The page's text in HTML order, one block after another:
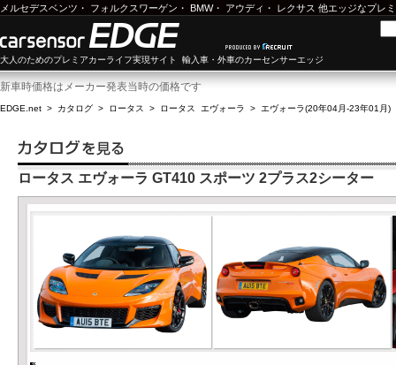
メルセデスベンツ ・ フォルクスワーゲン ・ BMW・ アウディ ・ レクサス 他エッジなプレ
大人のためのプレミアカーライフ実現サイト 輸入車・外車のカーセンサーエッジ
新車時価格はメーカー発表当時の価格です
EDGE.net > カタログ > ロータス > ロータス エヴォーラ > エヴォーラ(20年04月-23年01月)
ロータス エヴォーラ GT410 スポーツ 2プラス2シーター